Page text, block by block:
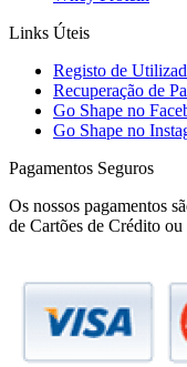
Links Úteis
Registo de
Recuperação de
Go Shape no
Go Shape no
Pagamentos Seguros
Os nossos pagamentos
de Cartões de Crédito